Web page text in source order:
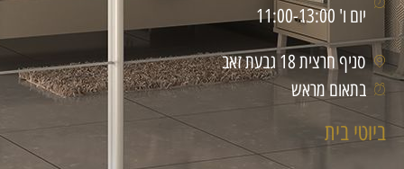
יום ו' 11:00-13:00
סניף חרצית 18 גבעת זאב
בתאום מראש
ביוטי בית